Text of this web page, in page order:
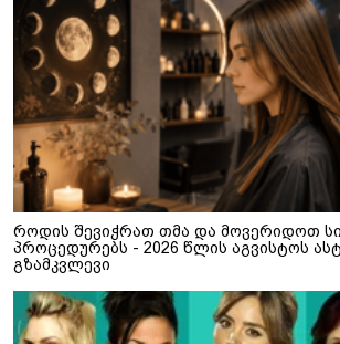
როდის შევიჭრათ თმა და მოვერიდოთ
პროცედურებს - 2026 წლის აგვისტოს
გზამკვლევი